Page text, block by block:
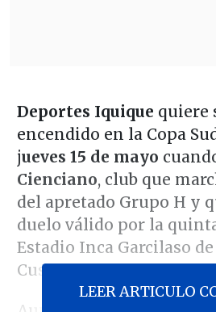
Deportes Iquique quiere
encendido en la Copa
jueves 15 de mayo
Cienciano, club que
del apretado Grupo H y
duelo válido por la
Estadio Inca Garcilaso
Cusco.
LEER ARTICULO